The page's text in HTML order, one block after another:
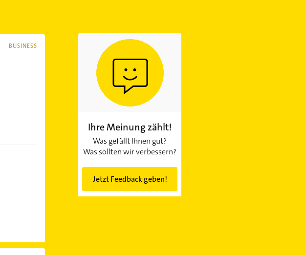
BUSINESS
Ihre Meinung zählt!
Was gefällt Ihnen gut?
Was sollten wir verbessern?
Jetzt Feedback geben!